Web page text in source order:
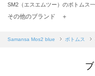
SM2（エスエムツー）のボトムス
TSUHARU by Samansa Mos2（ツ
Samansa Mos2 blue（サマンサモ
sō4ū（ソウフォーユー）のボトム
その他のブランド ＋
Samansa Mos2 blue ボトムス